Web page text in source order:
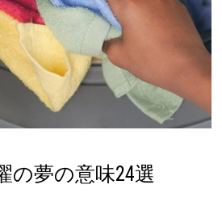
の夢の意味24選